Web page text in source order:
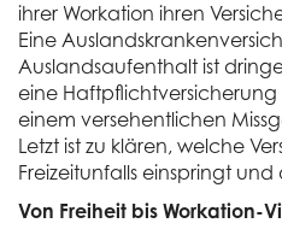
ihrer Workation ihren
Eine
Auslandsaufenthalt ist
eine Haftpflichtversicherung
einem versehentlichen
Letzt ist zu klären, welche
Freizeitunfalls einspringt
Von Freiheit bis Workation-